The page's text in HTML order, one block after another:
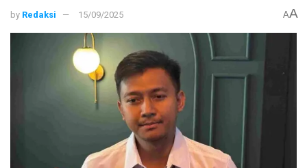
by Redaksi 15/09/2025 AA